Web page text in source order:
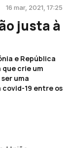
16 mar, 2021, 17:25
justa à
e República
que crie um
uma
19 entre os